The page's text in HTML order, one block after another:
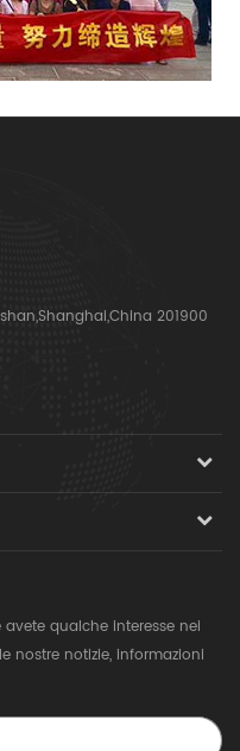
201900
qualche interesse nei
nostre notizie, informazioni